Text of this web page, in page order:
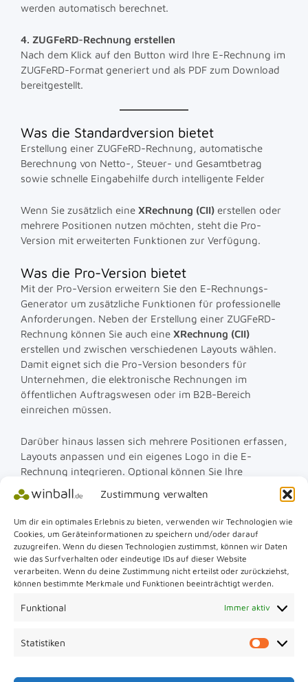
Zustimmung verwalten
Um dir ein optimales Erlebnis zu bieten, verwenden wir Technologien wie
Cookies, um Geräteinformationen zu speichern und/oder darauf
zuzugreifen. Wenn du diesen Technologien zustimmst, können wir Daten
wie das Surfverhalten oder eindeutige IDs auf dieser Website
verarbeiten. Wenn du deine Zustimmung nicht erteilst oder zurückziehst,
können bestimmte Merkmale und Funktionen beeinträchtigt werden.
Funktional Immer aktiv
Statistiken
werden automatisch berechnet.
4. ZUGFeRD-Rechnung erstellen
Nach dem Klick auf den Button wird Ihre E-Rechnung im
ZUGFeRD-Format generiert und als PDF zum Download
bereitgestellt.
Was die Standardversion bietet
Erstellung einer ZUGFeRD-Rechnung, automatische
Berechnung von Netto-, Steuer- und Gesamtbetrag
sowie schnelle Eingabehilfe durch intelligente Felder
Wenn Sie zusätzlich eine XRechnung (CII) erstellen oder
mehrere Positionen nutzen möchten, steht die Pro-
Version mit erweiterten Funktionen zur Verfügung.
Was die Pro-Version bietet
Mit der Pro-Version erweitern Sie den E-Rechnungs-
Generator um zusätzliche Funktionen für professionelle
Anforderungen. Neben der Erstellung einer ZUGFeRD-
Rechnung können Sie auch eine XRechnung (CII)
erstellen und zwischen verschiedenen Layouts wählen.
Damit eignet sich die Pro-Version besonders für
Unternehmen, die elektronische Rechnungen im
öffentlichen Auftragswesen oder im B2B-Bereich
einreichen müssen.
Darüber hinaus lassen sich mehrere Positionen erfassen,
Layouts anpassen und ein eigenes Logo in die E-
Rechnung integrieren. Optional können Sie Ihre
Rechnung mit einem Hintergrund-PDF (z. B. Briefpapier)
kombinieren. Die automatische Generierung von
Rechnungsnummern sowie gespeicherte Profile für
Rechnungssteller und Kunden erleichtern die
regelmäßige Erstellung durch smarte Eingabehilfen von
E-Rechnungen erheblich.
XRechnungen online flexibel, strukturiert und ohne